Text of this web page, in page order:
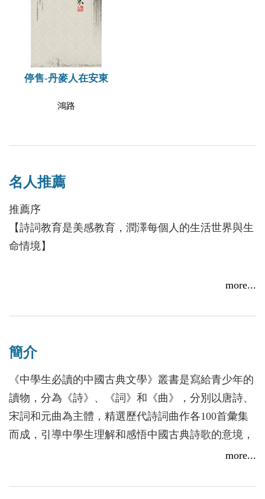
停售-丹麥人在安東
鴻路
名人推薦
推薦序
【詩詞教育是美感教育，潤澤每個人的生活世界與生
命情境】
「散文是米炊成飯，而詩則是米釀成了酒」，詩詞曲
達深厚的情感與意涵；同樣以字字珠璣連綴成篇。
幽情，更令人回味再三。
青少年在成長的過程中，除了接受正規的學校教育
外，家庭教育與社會教育也是重要的一環，此時若能
提供有效的引導與啟發，對孩子的待人接物會有深遠
涵泳情思，還能增長知識。尤其是中國古代的詩詞
more...
簡介
《中學生必讀的中國古典文學》叢書是寫給青少年的
讀物，分為《詩》、《詞》和《曲》，分別以唐詩、
宋詞和元曲為主體，精選歷代詩詞曲作各100首彙集
而成，引導中學生理解和感悟中國古典詩歌的意境，
並激發中學生的學習與興趣，增強文學知識與哲理、
more...